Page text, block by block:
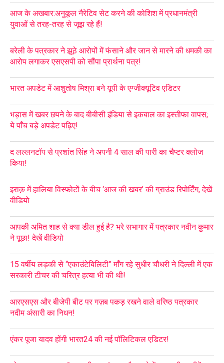
आज के अखबार:अनुकूल नैरेटिव सेट करने की कोशिश में प्रधानमंत्री
युवाओं से तरह-तरह से जूझ रहे हैं!
बरेली के पत्रकार ने झूठे आरोपों में फंसाने और जान से मारने की धमकी का
आरोप लगाकर एसएसपी को सौंपा प्रार्थना पत्र!
भारत अपडेट में आशुतोष मिश्रा बने यूपी के एग्जीक्यूटिव एडिटर
भड़ास में खबर छपने के बाद बीबीसी इंडिया से इकबाल का इस्तीफा वापस;
ये पाँच बड़े अपडेट पढ़िए!
द लल्लनटॉप से प्रशांत सिंह ने अपनी 4 साल की पारी का चैप्टर क्लोज
किया!
इराक़ में हालिया विस्फोटों के बीच ‘आज की खबर’ की ग्राउंड रिपोर्टिंग, देखें
वीडियो
आपकी अमित शाह से क्या डील हुई है? भरे सभागार में पत्रकार नवीन कुमार
ने पूछा! देखें वीडियो
15 वर्षीय लड़की से “एकाउंटेबिलिटी” माँग रहे सुधीर चौधरी ने दिल्ली में एक
सरकारी टीचर की चरित्र हत्या भी की थी!
आरएसएस और बीजेपी बीट पर गज़ब पकड़ रखने वाले वरिष्ठ पत्रकार
नदीम अंसारी का निधन!
एंकर पूजा यादव होंगी भारत24 की नई पॉलिटिकल एडिटर!